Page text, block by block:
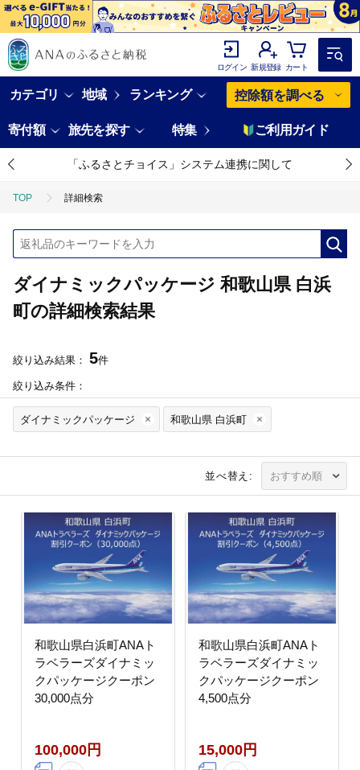
ログイン 新規登録 カート
カテゴリ 地域 ランキング 控除額を調べる
寄付額 旅先を探す 特集 ご利用ガイド
「ふるさとチョイス」システム連携に関して
TOP 詳細検索
ダイナミックパッケージ 和歌山県 白浜
町の詳細検索結果
絞り込み結果： 5件
絞り込み条件：
ダイナミックパッケージ 和歌山県 白浜町
並べ替え:
和歌山県白浜町ANAト
ラベラーズダイナミッ
クパッケージクーポン
30,000点分
100,000円
和歌山県白浜町ANAト
ラベラーズダイナミッ
クパッケージクーポン
4,500点分
15,000円